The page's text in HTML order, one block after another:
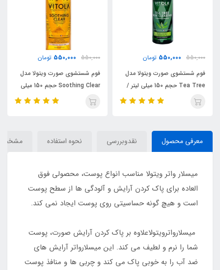
550,000
550,000 تومان
فوم شستشوی صورت ویتولا مدل
Tea Tree حجم 150 میلی لیتر /
VITOLA
550,000
550,000 تومان
فوم شستشوی صورت ویتولا مدل
Soothing Clear حجم 150 میلی
لیتر / VITOLA
معرفی محصول نقدوبررسی نحوه استفاده
میسلار واتر ویتولا مناسب انواع پوست، محصولی فوق
العاده برای پاک کردن آرایش و آلودگی ها از سطح پوست
است و هیچ گونه حساسیتی روی پوست ایجاد نمی کند.
میسلارواترویتولاعلاوه بر پاک کردن آرایش صورت، پوست
شما را نرم و لطیف می کند. این میسلارواتر آرایش های
ضد آب را به خوبی پاک می کند و چربی ها و منافذ پوست